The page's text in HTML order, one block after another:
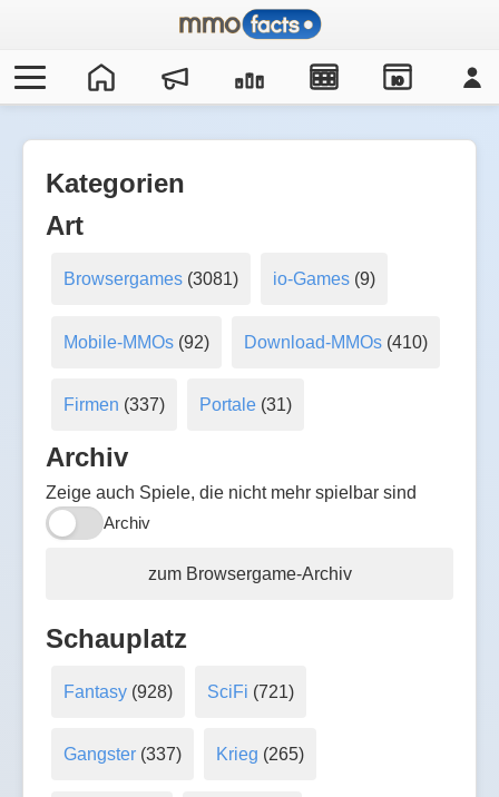
IO
Kategorien
Art
Browsergames(3081) io-Games (9)
Mobile-MMOs(92) Download-MMOs (410)
Firmen (337) Portale (31)
Archiv
Zeige auch Spiele, die nicht mehr spielbar sind
Archiv
zum Browsergame-Archiv
Schauplatz
Fantasy(928) SciFi (721)
Gangster(337) Krieg (265)